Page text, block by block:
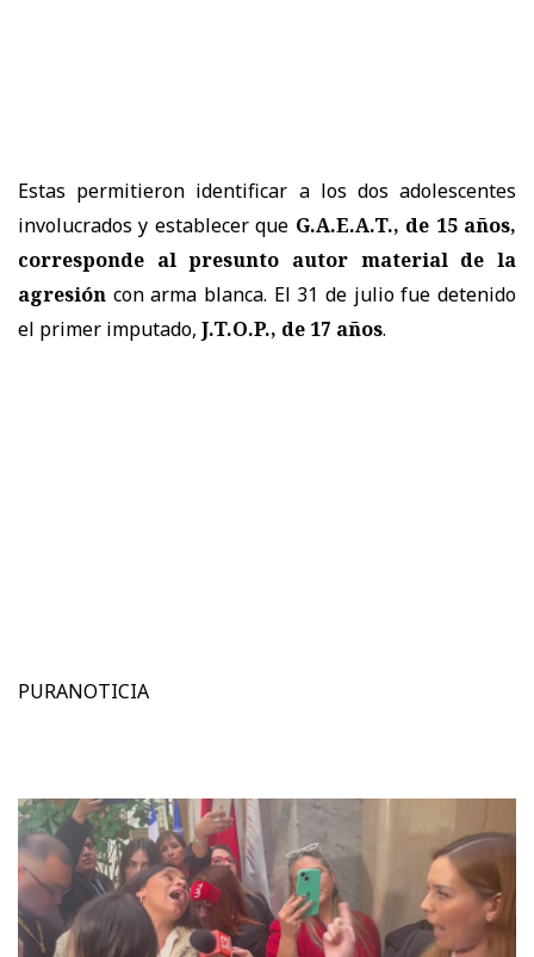
Estas permitieron identificar a los dos adolescentes
involucrados y establecer que G.A.E.A.T., de 15 años,
corresponde al presunto autor material de la
agresión con arma blanca. El 31 de julio fue detenido
el primer imputado, J.T.O.P., de 17 años.
PURANOTICIA